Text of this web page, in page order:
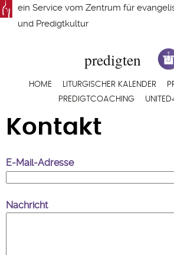
Direkt
zum
ein Service vom Zentrum für
und Predigtkultur
Hauptnavigation
HOME LITURGISCHER KALENDER
PREDIGTCOACHING
Kontakt
E-Mail-Adresse
Nachricht